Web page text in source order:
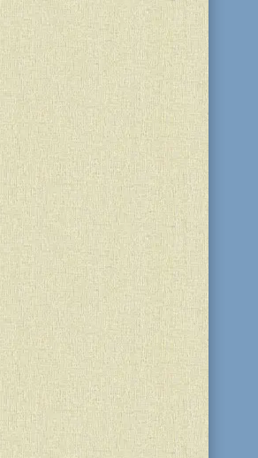
вы, где готовят
будущего? Нет? Тогда я
расскажу вам об этом.
января 2017г. Израиль
своей земле серьезных 11-
со всего постсоветского
Среди них была и я,
ученица...